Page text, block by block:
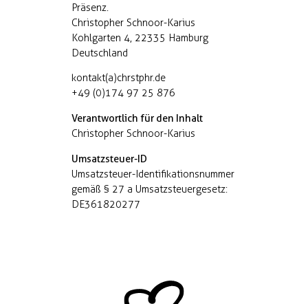
Präsenz.
Christopher Schnoor-Karius
Kohlgarten 4, 22335 Hamburg
Deutschland
kontakt(a)chrstphr.de
+49 (0)174 97 25 876
Verantwortlich für den Inhalt
Christopher Schnoor-Karius
Umsatzsteuer-ID
Umsatzsteuer-Identifikationsnummer
gemäß § 27 a Umsatzsteuergesetz:
DE361820277